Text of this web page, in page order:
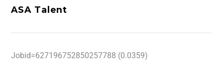
ASA Talent
Jobid=627196752850257788 (0.0359)